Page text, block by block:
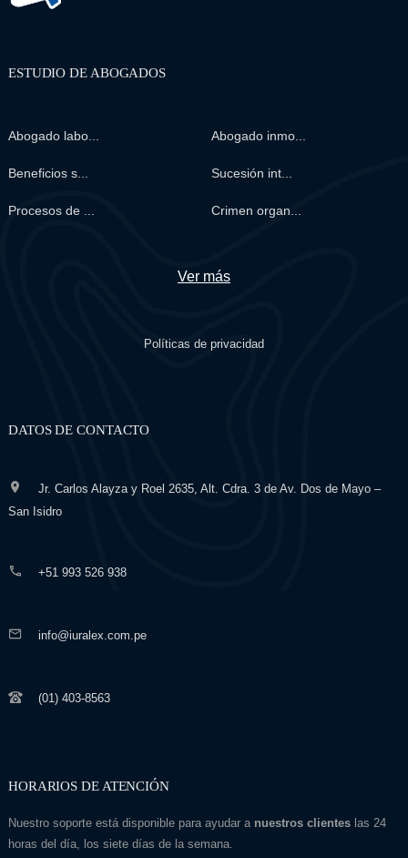
ESTUDIO DE ABOGADOS
Abogado labo... Abogado inmo...
Beneficios s... Sucesión int...
Procesos de ... Crimen organ...
Ver más
Políticas de privacidad
DATOS DE CONTACTO
Jr. Carlos Alayza y Roel 2635, Alt. Cdra. 3 de Av. Dos de Mayo –
San Isidro
+51 993 526 938
info@iuralex.com.pe
(01) 403-8563
HORARIOS DE ATENCIÓN
Nuestro soporte está disponible para ayudar a nuestros clienteslas 24
horas del día, los siete días de la semana.